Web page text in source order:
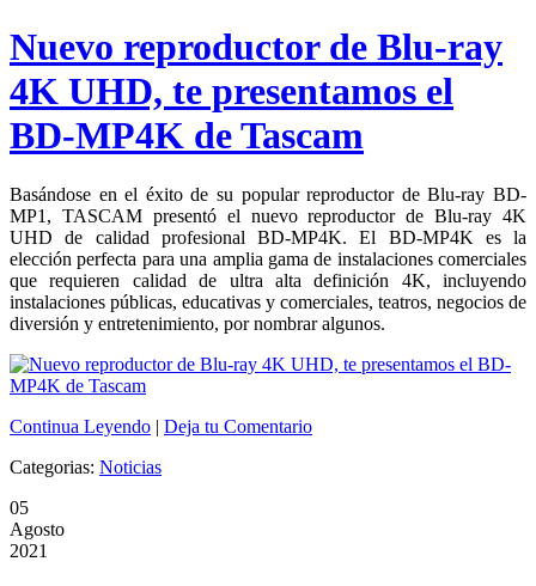
Nuevo reproductor de Blu-ray
4K UHD, te presentamos el
BD-MP4K de Tascam
Basándose en el éxito de su popular reproductor de Blu-ray BD-
MP1, TASCAM presentó el nuevo reproductor de Blu-ray 4K
UHD de calidad profesional BD-MP4K. El BD-MP4K es la
elección perfecta para una amplia gama de instalaciones comerciales
que requieren calidad de ultra alta definición 4K, incluyendo
instalaciones públicas, educativas y comerciales, teatros, negocios de
diversión y entretenimiento, por nombrar algunos.
Continua Leyendo | Deja tu Comentario
Categorias: Noticias
05
Agosto
2021